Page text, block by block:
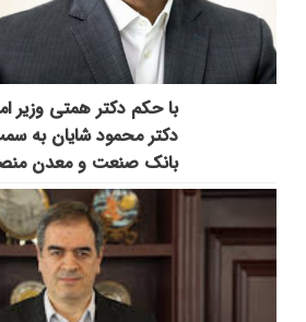
با حکم دکتر همتی وزیر
دکتر محمود شایان به
بانک صنعت و معدن